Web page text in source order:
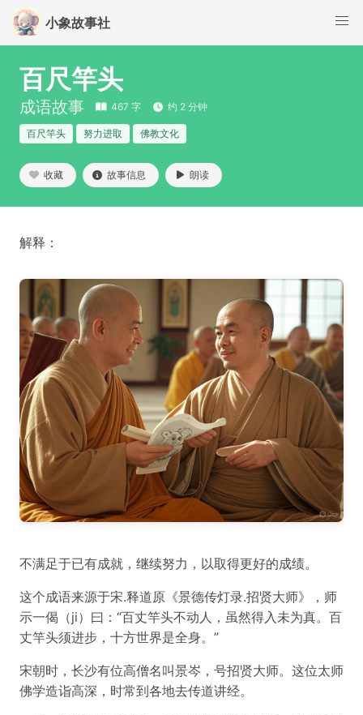
小象故事社
百尺竿头
成语故事 467 字 约 2 分钟
百尺竿头 努力进取 佛教文化
收藏 故事信息 朗读
解释：
不满足于已有成就，继续努力，以取得更好的成绩。
这个成语来源于宋.释道原《景德传灯录.招贤大师》，师
示一偈（ji）曰：“百丈竿头不动人，虽然得入未为真。百
丈竿头须进步，十方世界是全身。”
宋朝时，长沙有位高僧名叫景岑，号招贤大师。这位太师
佛学造诣高深，时常到各地去传道讲经。